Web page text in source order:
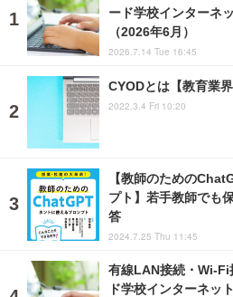
ード学校インターネ
（2026年6月）
2026.7.14 Tue 16:45
CYODとは【教育業
2022.3.4 Fri 10:20
【教師のための
プト】若手教師でも
答
2024.7.25 Thu 11:45
有線LAN接続・Wi-
ド学校インターネッ